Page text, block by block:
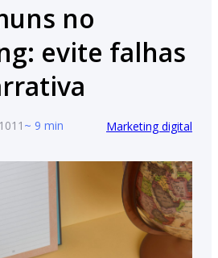
no
evite falhas
1011 ~ 9 min Marketing digital